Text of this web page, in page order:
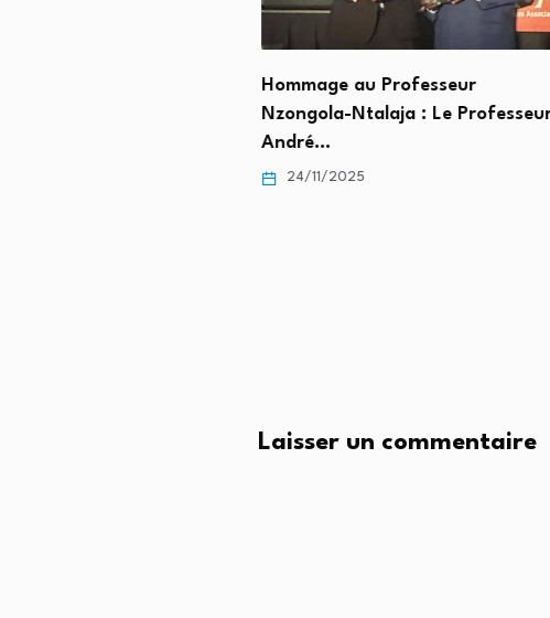
Hommage au Professeur
Nzongola-Ntalaja : Le Professeur
André…
24/11/2025
Laisser un commentaire